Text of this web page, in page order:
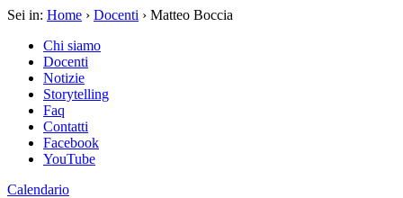
Sei in: Home › Docenti › Matteo Boccia
Chi siamo
Docenti
Notizie
Storytelling
Faq
Contatti
Facebook
YouTube
Calendario